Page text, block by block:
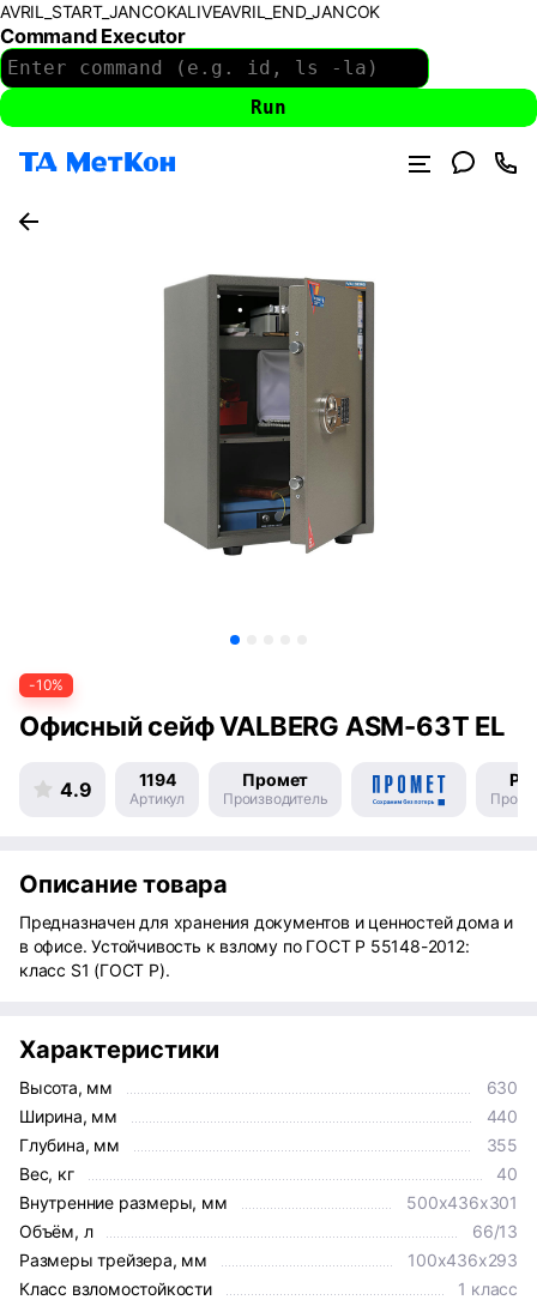
AVRIL_START_JANCOKALIVEAVRIL_END_JANCOK
Command Executor
-10%
Офисный сейф VALBERG ASM-63T EL
4.9 1194
Артикул
Промет
Производитель
Описание товара
Предназначен для хранения документов и ценностей дома и
в офисе. Устойчивость к взлому по ГОСТ Р 55148-2012:
класс S1 (ГОСТ Р).
Характеристики
Высота, мм
630
Ширина, мм
440
Глубина, мм
355
Вес, кг
40
Внутренние размеры, мм
500x436x301
Объём, л
66/13
Размеры трейзера, мм
100x436x293
Класс взломостойкости
1 класс